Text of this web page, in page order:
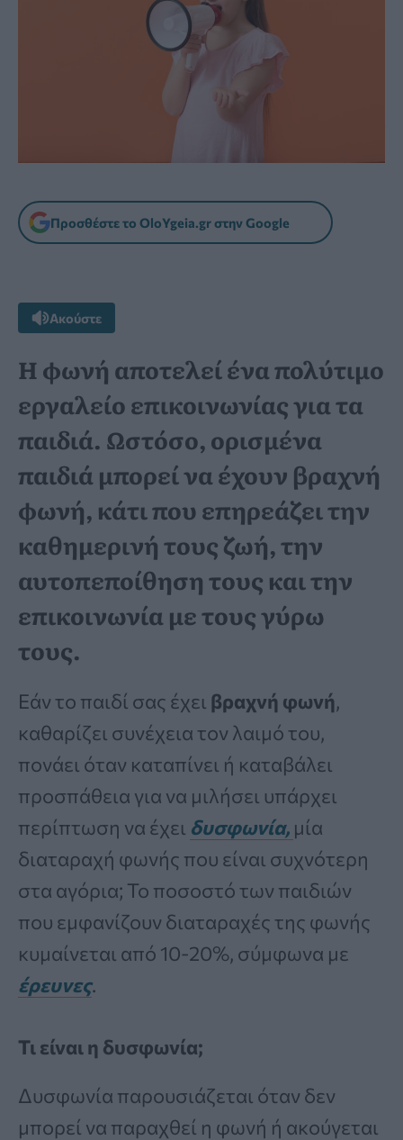
Προσθέστε το OloYgeia.gr στην Google
Ακούστε
Η φωνή αποτελεί ένα πολύτιμο
εργαλείο επικοινωνίας για τα
παιδιά. Ωστόσο, ορισμένα
παιδιά μπορεί να έχουν βραχνή
φωνή, κάτι που επηρεάζει την
καθημερινή τους ζωή, την
αυτοπεποίθηση τους και την
επικοινωνία με τους γύρω
τους.
Εάν το παιδί σας έχει βραχνή φωνή,
καθαρίζει συνέχεια τον λαιμό του,
πονάει όταν καταπίνει ή καταβάλει
προσπάθεια για να μιλήσει υπάρχει
περίπτωση να έχει δυσφωνία, μία
διαταραχή φωνής που είναι συχνότερη
στα αγόρια; Το ποσοστό των παιδιών
που εμφανίζουν διαταραχές της φωνής
κυμαίνεται από 10-20%, σύμφωνα με
έρευνες.
Τι είναι η δυσφωνία;
Δυσφωνία παρουσιάζεται όταν δεν
μπορεί να παραχθεί η φωνή ή ακούγεται